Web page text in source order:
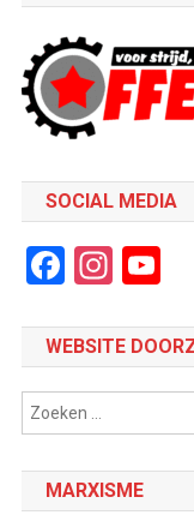
SOCIAL MEDIA
WEBSITE
MARXISME